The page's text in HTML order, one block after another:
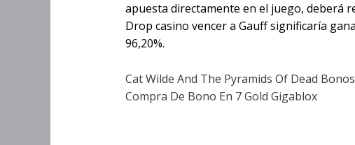
apuesta directamente en el juego, deberá
Drop casino vencer a Gauff significaría
96,20%.
Cat Wilde And The Pyramids Of Dead
Compra De Bono En 7 Gold Gigablox